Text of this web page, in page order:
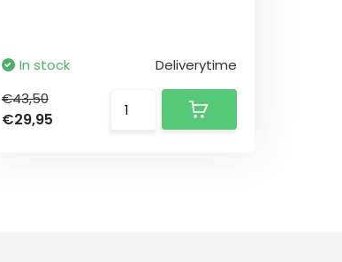
In stock
Deliverytime
€43,50
€29,95